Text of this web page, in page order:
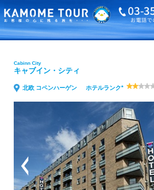
海外旅行・ツアーTOP Cabinn City キャブイン・シティ
Cabinn City
キャブイン・シティ
北欧 コペンハーゲン ホテルランク*